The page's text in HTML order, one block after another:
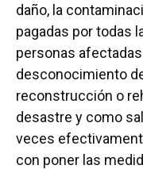
daño, la
pagadas por todas
personas
desconocimiento
reconstrucción o
desastre y como
veces
con poner las